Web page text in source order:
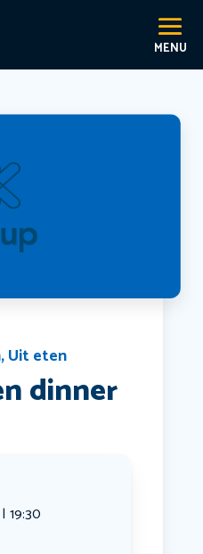
,Uit eten
dinner
19:30